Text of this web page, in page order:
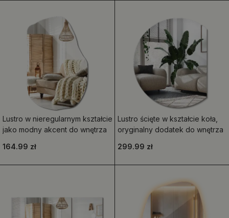
Lustro w nieregularnym kształcie
jako modny akcent do wnętrza
164.99 zł
Lustro ścięte w kształcie koła,
oryginalny dodatek do wnętrza
299.99 zł